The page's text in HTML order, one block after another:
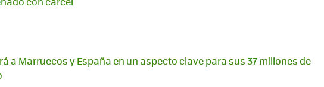
a Marruecos y España en un aspecto clave para sus 37 millones de